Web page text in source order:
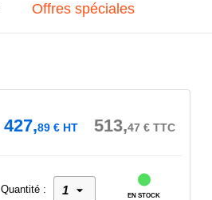
Offres spéciales
427,89€HT 513,47 € TTC
Quantité :
EN STOCK